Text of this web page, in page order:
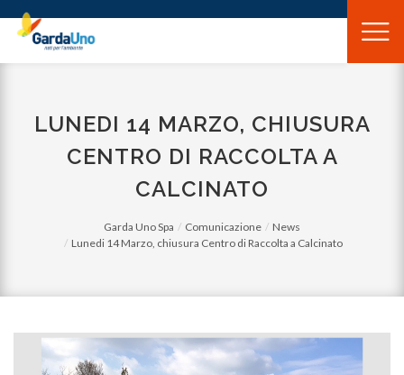
Gardauno
Spa
LUNEDI 14 MARZO, CHIUSURA
CENTRO DI RACCOLTA A
CALCINATO
Garda Uno Spa Comunicazione
News
Lunedi 14 Marzo, chiusura Centro di Raccolta a Calcinato